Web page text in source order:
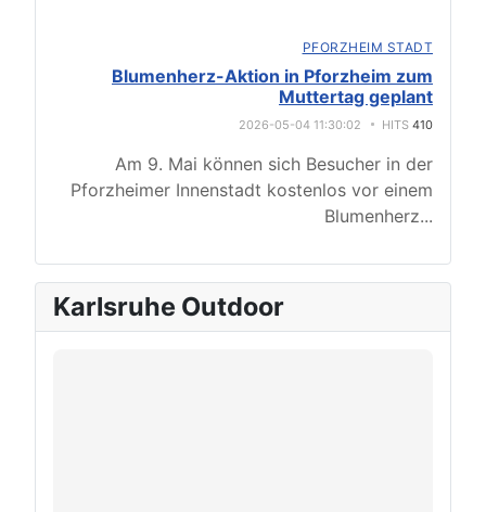
PFORZHEIM STADT
Blumenherz-Aktion in Pforzheim zum
Muttertag geplant
2026-05-04 11:30:02 HITS 410
Am 9. Mai können sich Besucher in der
Pforzheimer Innenstadt kostenlos vor einem
Blumenherz...
Karlsruhe Outdoor